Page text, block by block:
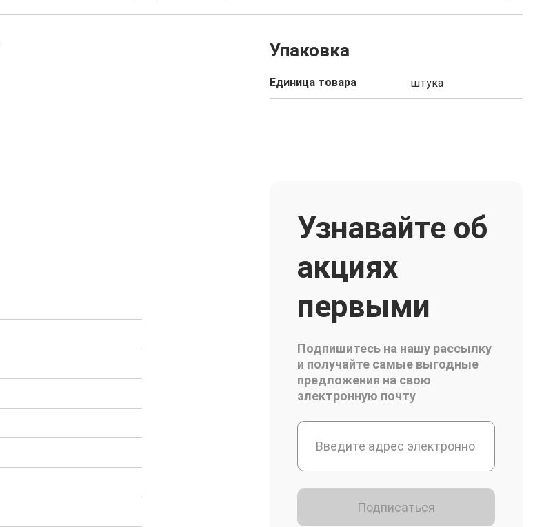
Упаковка
Единица товара штука
Узнавайте об
акциях
первыми
Подпишитесь на нашу рассылку
и получайте самые выгодные
предложения на свою
электронную почту
Подписаться